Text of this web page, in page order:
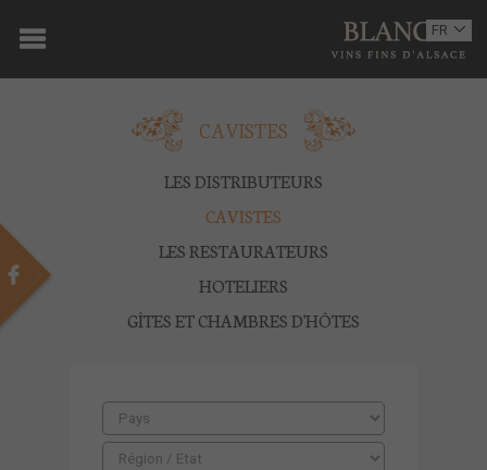
DOMAINE
OENOTOURISME
VINS
BOUTIQUE
MULTIMEDIA
PRESSE
ACTUALITÉS
FR
EN
CAVISTES
LES DISTRIBUTEURS
CAVISTES
LES RESTAURATEURS
HOTELIERS
GÎTES ET CHAMBRES D'HÔTES